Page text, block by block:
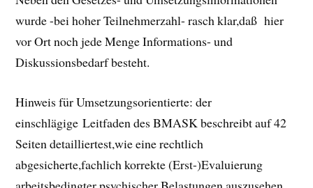
wurde -bei hoher Teilnehmerzahl- rasch klar,daß hier
vor Ort noch jede Menge Informations- und
Diskussionsbedarf besteht.
Hinweis für Umsetzungsorientierte: der
einschlägige Leitfaden des BMASK beschreibt auf 42
Seiten detailliertest,wie eine rechtlich
abgesicherte,fachlich korrekte (Erst-)Evaluierung